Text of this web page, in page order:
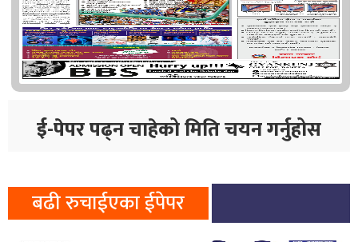
ई-पेपर पढ्न चाहेको मिति चयन गर्नुहोस
बढी रुचाईएका ईपेपर